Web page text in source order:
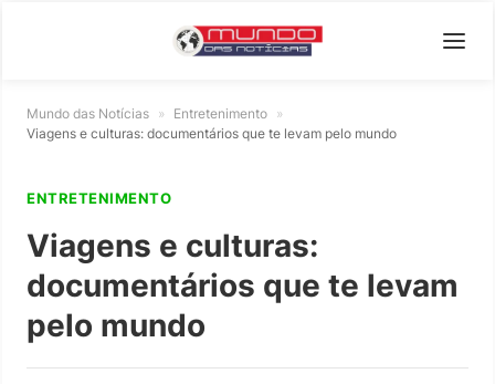
Mundo das Notícias » Entretenimento »
Viagens e culturas: documentários que te levam pelo mundo
ENTRETENIMENTO
Viagens e culturas:
documentários que te levam
pelo mundo